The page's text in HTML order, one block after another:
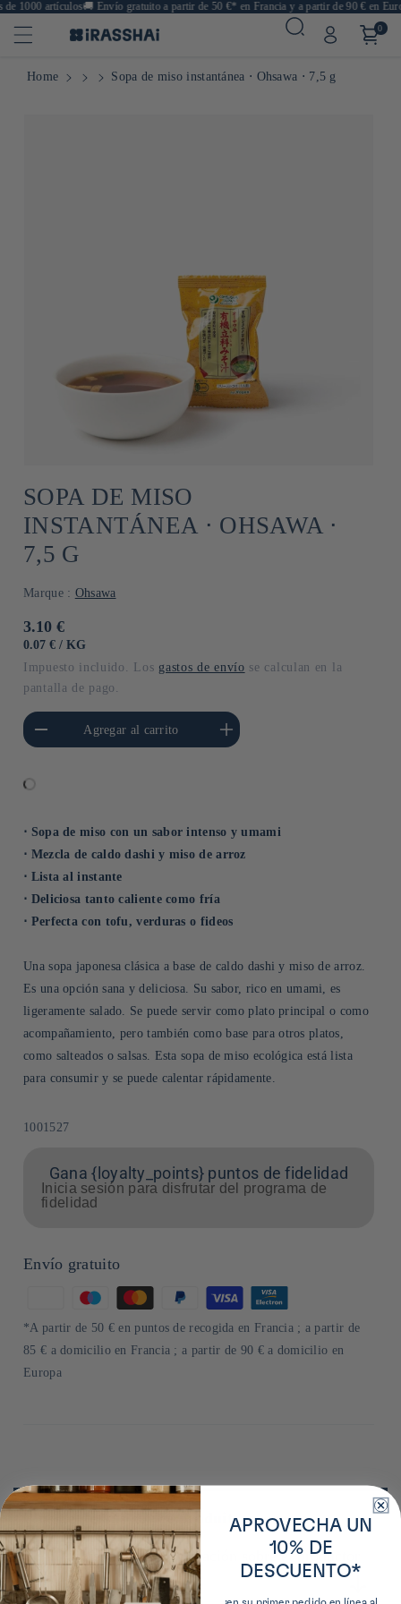
1000 artículos 🚚Envío gratuito a partir de 50 €* en Francia y a partir de 90 € en
0
Home Sopa de miso instantánea ⋅ Ohsawa ⋅ 7,5 g
SOPA DE MISO
INSTANTÁNEA ⋅ OHSAWA ⋅
7,5 G
Marque : Ohsawa
Precio
habitual
3.10 €
PRECIO
0.07 € / POR
KG
Impuesto incluido. Los gastos de envío se calculan en la
pantalla de pago.
para Default
Title
Agregar al carrito
Aumentar cantidad para Default
Title
⋅ Sopa de miso con un sabor intenso y umami
⋅ Mezcla de caldo dashi y miso de arroz
⋅ Lista al instante
⋅ Deliciosa tanto caliente como fría
⋅ Perfecta con tofu, verduras o fideos
Una sopa japonesa clásica a base de caldo dashi y miso de arroz.
Es una opción sana y deliciosa. Su sabor, rico en umami, es
ligeramente salado. Se puede servir como plato principal o como
acompañamiento, pero también como base para otros platos,
como salteados o salsas. Esta sopa de miso ecológica está lista
para consumir y se puede calentar rápidamente.
SKU:
1001527
Gana {loyalty_points} puntos de fidelidad
Inicia sesión para disfrutar del programa de
fidelidad
Envío gratuito
de
pago
*A partir de 50 € en puntos de recogida en Francia ; a partir de
85 € a domicilio en Francia ; a partir de 90 € a domicilio en
Europa
Obtenga más información sobre el productor
APROVECHA UN
10% DE
DESCUENTO*
¡en su primer pedido en línea al